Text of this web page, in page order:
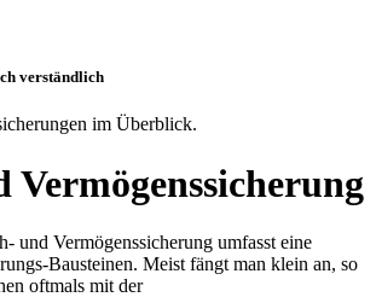
verständlich
im Überblick.
Vermögenssicherung
und Vermögenssicherung umfasst eine
Bausteinen. Meist fängt man klein an, so
oftmals mit der